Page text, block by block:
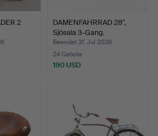
2
DAMENFAHRRAD 28",
Sjösala 3-Gang.
Beendet 31. Jul 2026
24 Gebote
190 USD